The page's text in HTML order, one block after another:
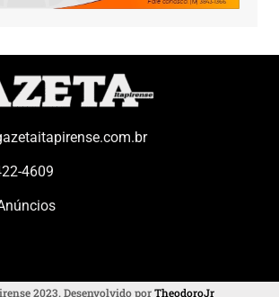
4609
2023. Desenvolvido porTheodoroJr